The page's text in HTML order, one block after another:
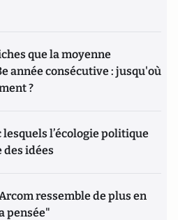
que la moyenne
année consécutive : jusqu'où
?
lesquels l’écologie politique
idées
ressemble de plus en
pensée"